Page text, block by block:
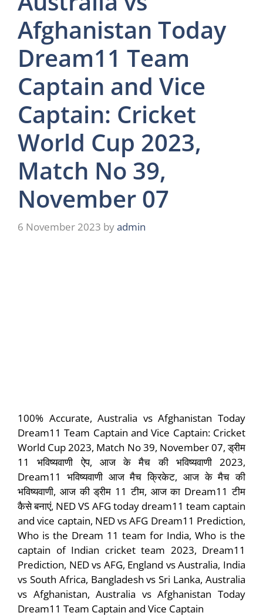
Afghanistan Today
Dream11 Team
Captain and Vice
Captain: Cricket
World Cup 2023,
Match No 39,
November 07
6 November 2023 byadmin
100% Accurate, Australia vs Afghanistan Today
Dream11 Team Captain and Vice Captain: Cricket
World Cup 2023, Match No 39, November 07, ड्रीम
11 भविष्यवाणी ऐप, आज के मैच की भविष्यवाणी 2023,
Dream11 भविष्यवाणी आज मैच क्रिकेट, आज के मैच की
भविष्यवाणी, आज की ड्रीम 11 टीम, आज का Dream11 टीम
कैसे बनाएं, NED VS AFG today dream11 team captain
and vice captain, NED vs AFG Dream11 Prediction,
Who is the Dream 11 team for India, Who is the
captain of Indian cricket team 2023, Dream11
Prediction, NED vs AFG, England vs Australia, India
vs South Africa, Bangladesh vs Sri Lanka, Australia
vs Afghanistan, Australia vs Afghanistan Today
Dream11 Team Captain and Vice Captain